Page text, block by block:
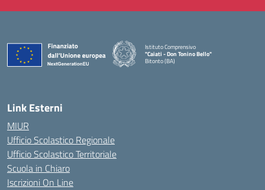
Istituto Comprensivo
"Caiati - Don Tonino Bello"
Bitonto (BA)
Link Esterni
MIUR
Ufficio Scolastico Regionale
Ufficio Scolastico Territoriale
Scuola in Chiaro
Iscrizioni On Line